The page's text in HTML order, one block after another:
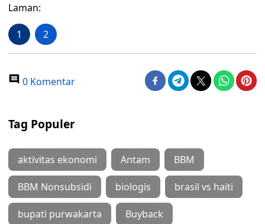
Laman:
1 2
0 Komentar
Tag Populer
aktivitas ekonomi Antam BBM
BBM Nonsubsidi biologis brasil vs haiti
bupati purwakarta Buyback